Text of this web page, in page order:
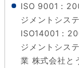
ISO 9001：
ジメントシス
ISO14001：
ジメントシス
業 株式会社と